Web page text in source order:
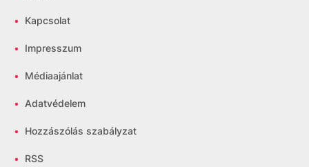
• Kapcsolat
• Impresszum
• Médiaajánlat
• Adatvédelem
• Hozzászólás szabályzat
• RSS